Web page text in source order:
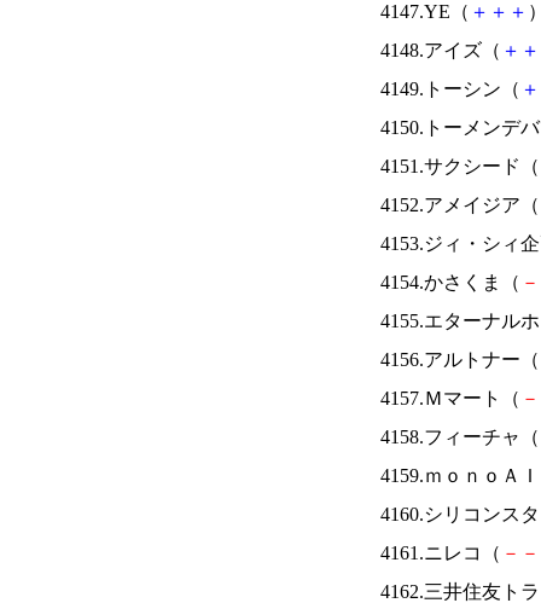
4147.YE（ ＋ ＋ ＋
4148.アイズ（ ＋ ＋
4149.トーシン（ ＋
4150.トーメンデ
4151.サクシード（
4152.アメイジア（
4153.ジィ・シィ
4154.かさくま（ －
4155.エターナル
4156.アルトナー（
4157.Ｍマート（ －
4158.フィーチャ（
4159.ｍｏｎｏＡ
4160.シリコンス
4161.ニレコ（ － －
4162.三井住友ト